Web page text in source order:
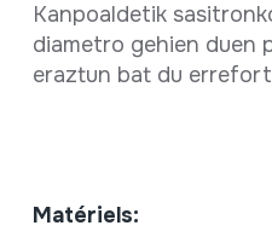
Kanpoaldetik
diametro gehien duen
eraztun bat du
Matériels: